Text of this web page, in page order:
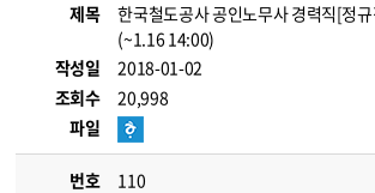
제목
한국철도공사 공인노무사 경력직[정
(~1.16 14:00)
작성일
2018-01-02
조회수
20,998
파일
번호
110